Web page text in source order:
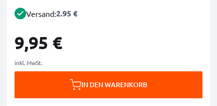
Versand:2.95 €
9,95 €
inkl. MwSt.
IN DEN WARENKORB